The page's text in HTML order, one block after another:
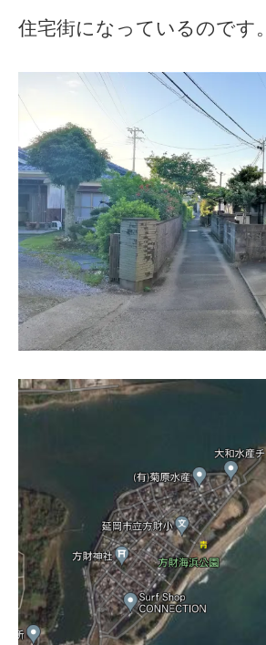
住宅街になっているのです。